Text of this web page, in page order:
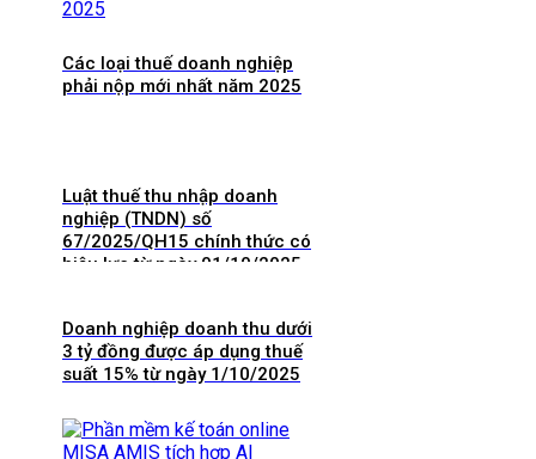
Các loại thuế doanh nghiệp
phải nộp mới nhất năm 2025
Luật thuế thu nhập doanh
nghiệp (TNDN) số
67/2025/QH15 chính thức có
hiệu lực từ ngày 01/10/2025
Doanh nghiệp doanh thu dưới
3 tỷ đồng được áp dụng thuế
suất 15% từ ngày 1/10/2025